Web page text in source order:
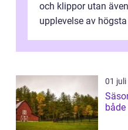
och klippor utan
upplevelse av
01